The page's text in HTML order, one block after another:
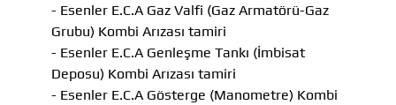
- Esenler E.C.A Gaz Valfi (Gaz Armatörü-Gaz
Grubu) Kombi Arızası tamiri
- Esenler E.C.A Genleşme Tankı (İmbisat
Deposu) Kombi Arızası tamiri
- Esenler E.C.A Gösterge (Manometre) Kombi